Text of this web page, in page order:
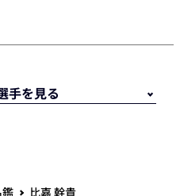
比嘉 幹貴